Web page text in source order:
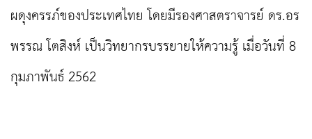
ผดุงครรภ์ของประเทศไทย โดยมีรองศาสตราจารย์ ดร.อร
พรรณ โตสิงห์ เป็นวิทยากรบรรยายให้ความรู้ เมื่อวันที่ 8
กุมภาพันธ์ 2562